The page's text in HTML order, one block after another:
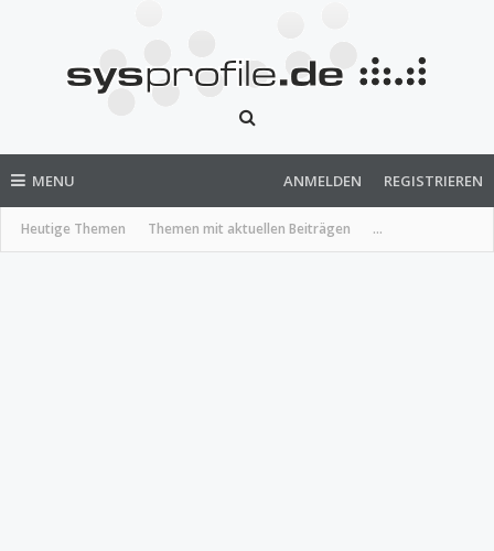
MENU
Heutige Themen Themen mit aktuellen Beiträgen ...
ANMELDEN REGISTRIEREN